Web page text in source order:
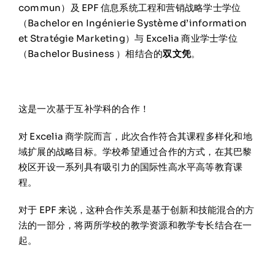
commun）及 EPF 信息系统工程和营销战略学士学位
（Bachelor en Ingénierie Système d’information
et Stratégie Marketing）与 Excelia 商业学士学位
（Bachelor Business ）相结合的双文凭。
这是一次基于互补学科的合作！
对 Excelia 商学院而言，此次合作符合其课程多样化和地
域扩展的战略目标。学校希望通过合作的方式，在其巴黎
校区开设一系列具有吸引力的国际性高水平高等教育课
程。
对于 EPF 来说，这种合作关系是基于创新和技能混合的方
法的一部分，将两所学校的教学资源和教学专长结合在一
起。